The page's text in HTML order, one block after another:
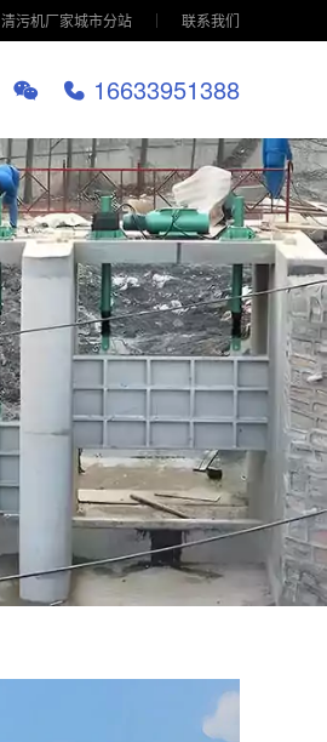
清污机厂家城市分站 联系我们
16633951388